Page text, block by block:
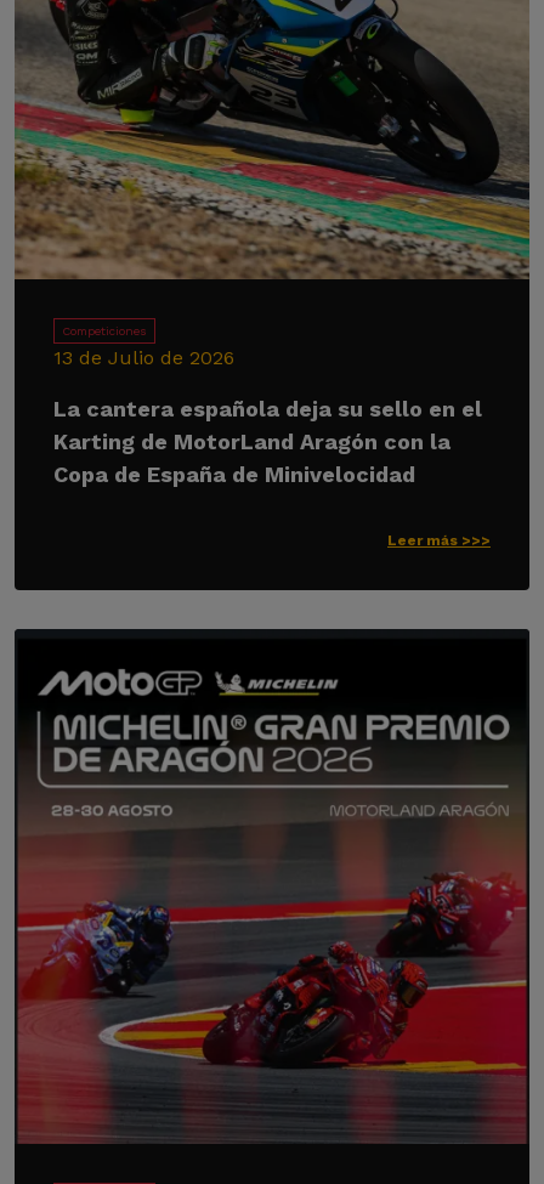
Competiciones
13 de Julio de 2026
La cantera española deja su sello en el
Karting de MotorLand Aragón con la
Copa de España de Minivelocidad
Leer más >>>